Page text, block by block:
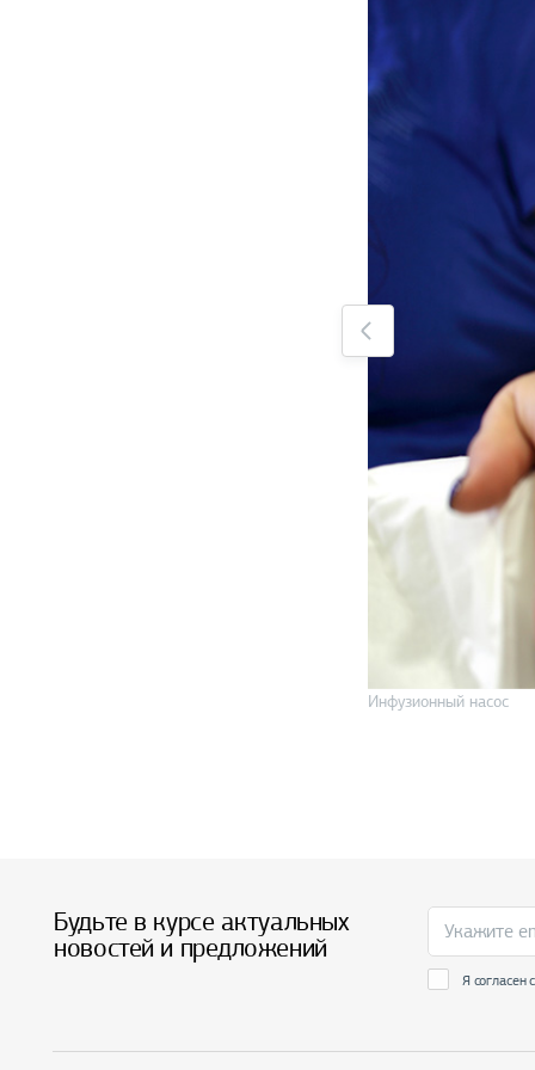
Инфузионный насос
Будьте в курсе актуальных
новостей и предложений
Я согласен